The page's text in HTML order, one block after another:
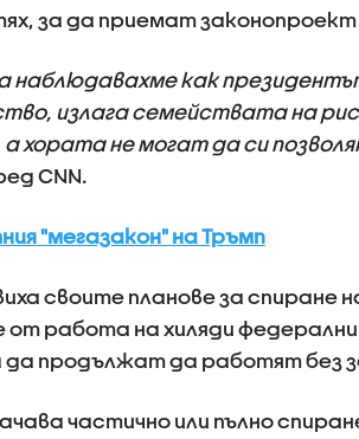
за да приемат
наблюдавахме как
излага семействата на
хората не могат да си
CNN.
"мегазакон" на Тръмп
своите планове за спиране
работа на хиляди федерални
да продължат да работят без
частично или пълно